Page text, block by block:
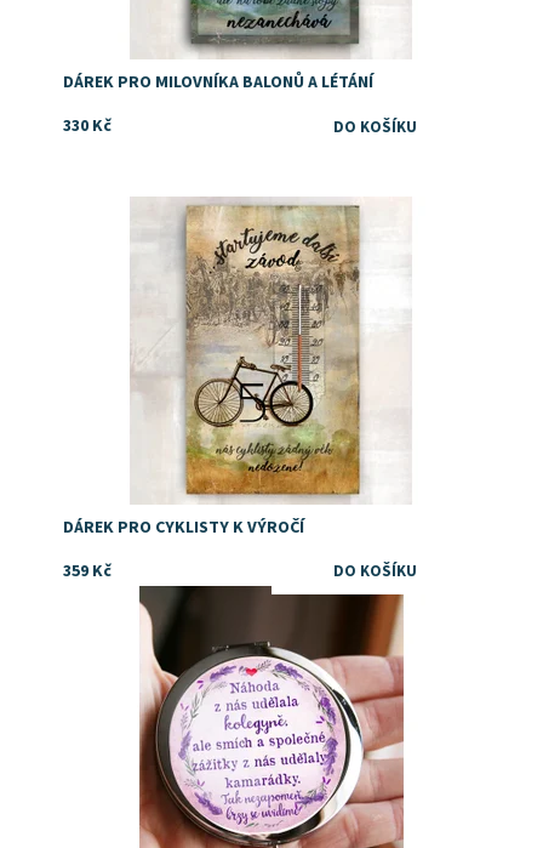
DÁREK PRO MILOVNÍKA BALONŮ A LÉTÁNÍ
330 Kč
Dostupnost: Skladem
DÁREK PRO CYKLISTY K VÝROČÍ
359 Kč
Dostupnost:
Skladem